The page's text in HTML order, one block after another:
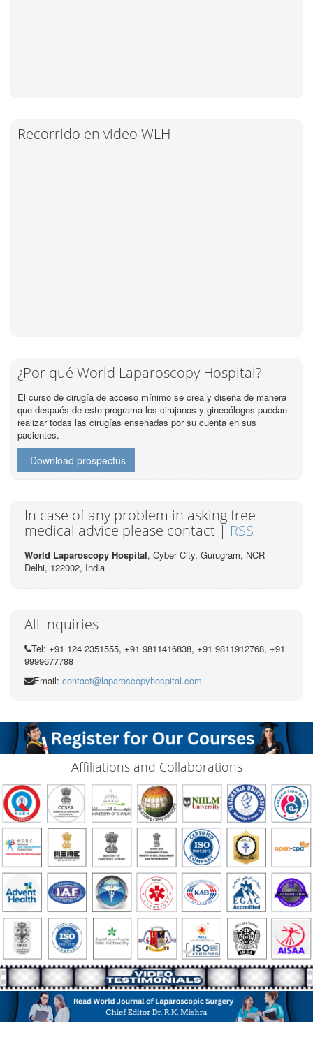
Recorrido en video WLH
¿Por qué World Laparoscopy Hospital?
El curso de cirugía de acceso mínimo se crea y diseña de manera
que después de este programa los cirujanos y ginecólogos puedan
realizar todas las cirugías enseñadas por su cuenta en sus
pacientes.
Download prospectus
In case of any problem in asking free
medical advice please contact | RSS
World Laparoscopy Hospital, Cyber City, Gurugram, NCR
Delhi, 122002, India
All Inquiries
Tel: +91 124 2351555, +91 9811416838, +91 9811912768, +91
9999677788
Email: contact@laparoscopyhospital.com
Affiliations and Collaborations